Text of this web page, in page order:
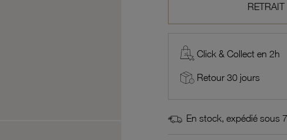
Click & Collect en 2h
Retour 30 jours
En stock, expédié sous